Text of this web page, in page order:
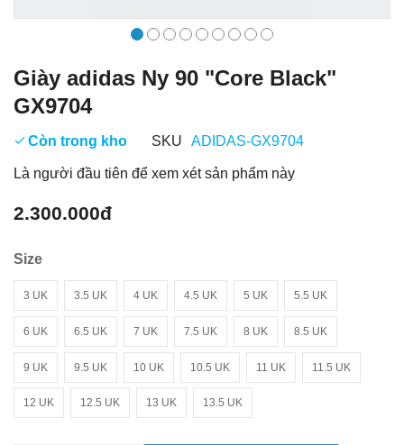
Giày adidas Ny 90 "Core Black"
GX9704
Còn trong kho SKU ADIDAS-GX9704
Là người đầu tiên để xem xét sản phẩm này
2.300.000đ
Size
3 UK 3.5 UK 4 UK 4.5 UK 5 UK 5.5 UK
6 UK 6.5 UK 7 UK 7.5 UK 8 UK 8.5 UK
9 UK 9.5 UK 10 UK 10.5 UK 11 UK 11.5 UK
12 UK 12.5 UK 13 UK 13.5 UK